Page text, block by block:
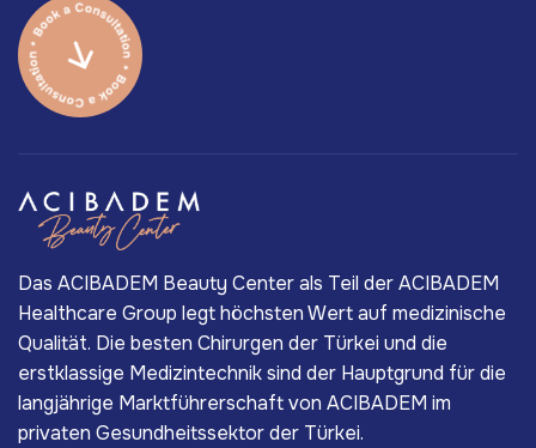
Das ACIBADEM Beauty Center als Teil der ACIBADEM
Healthcare Group legt höchsten Wert auf medizinische
Qualität. Die besten Chirurgen der Türkei und die
erstklassige Medizintechnik sind der Hauptgrund für die
langjährige Marktführerschaft von ACIBADEM im
privaten Gesundheitssektor der Türkei.